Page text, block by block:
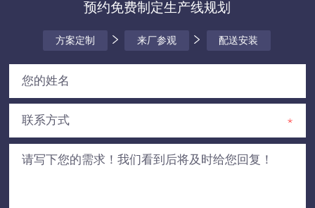
预约免费制定生产线规划
方案定制 来厂参观 配送安装